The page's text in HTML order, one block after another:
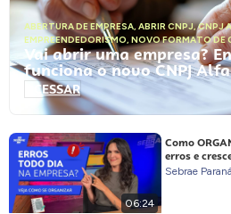
ABERTURA DE EMPRESA, ABRIR CNPJ,CNPJ
EMPREENDEDORISMO, NOVO FORMATO DE
Vai abrir uma empresa?
funciona o novo CNPJ
ACESSAR
06:24
Como
erros e
Sebrae Paraná